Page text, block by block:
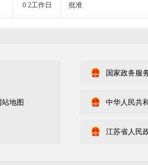
0.2工作日 批准
站地图
国家政务服
中华人民共
江苏省人民